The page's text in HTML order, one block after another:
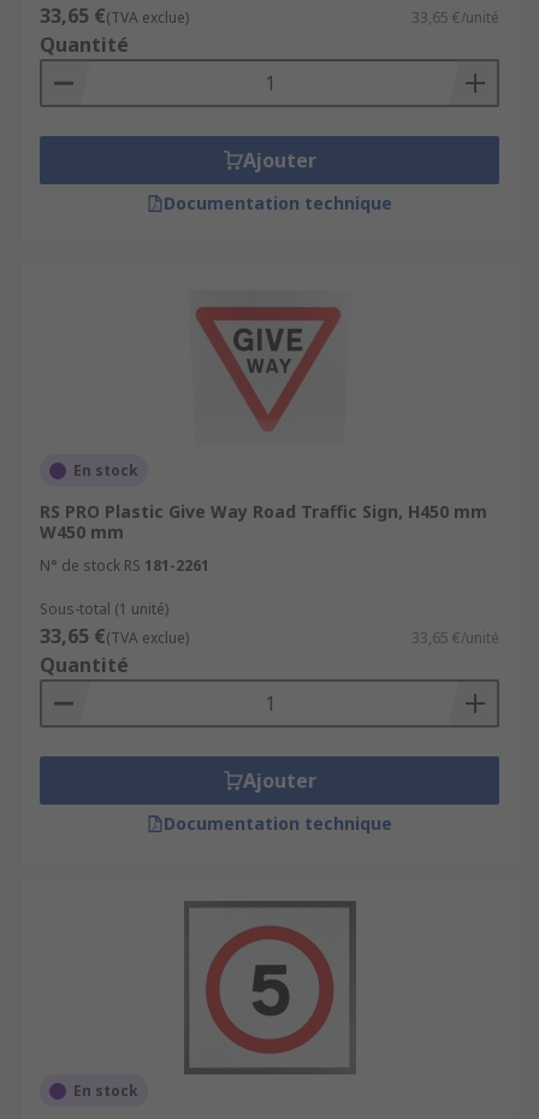
33,65 €(TVA exclue) 33,65 €/unité
Quantité
Ajouter
Documentation technique
En stock
RS PRO Plastic Give Way Road Traffic Sign, H450 mm
W450 mm
N° de stock RS 181-2261
Sous-total (1 unité)
33,65 €(TVA exclue) 33,65 €/unité
Quantité
Ajouter
Documentation technique
En stock